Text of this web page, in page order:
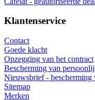
Klantenservice
Contact
Goede klacht
Opzegging van het contract
Bescherming van
Nieuwsbrief - bescherming
Sitemap
Merken